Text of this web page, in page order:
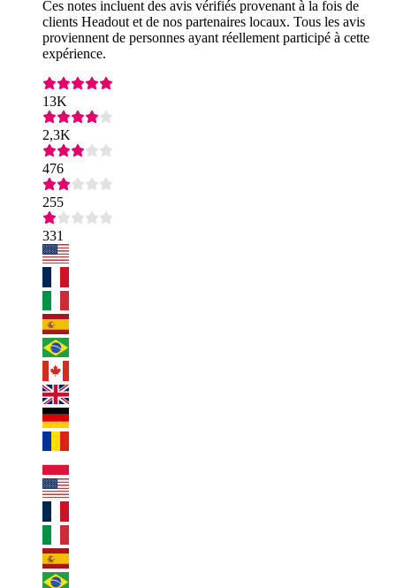
Ces notes incluent des avis vérifiés provenant à la fois de
clients Headout et de nos partenaires locaux. Tous les avis
proviennent de personnes ayant réellement participé à cette
expérience.
13K
2,3K
476
255
331